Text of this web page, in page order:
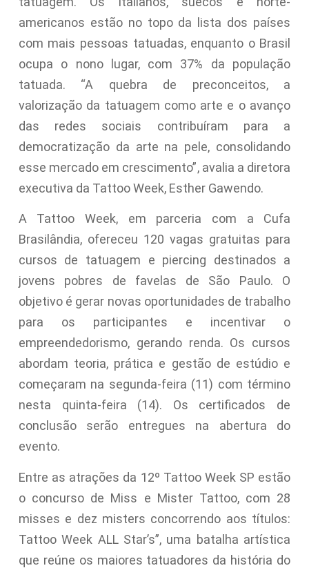
americanos estão no topo da lista dos países
com mais pessoas tatuadas, enquanto o Brasil
ocupa o nono lugar, com 37% da população
tatuada. “A quebra de preconceitos, a
valorização da tatuagem como arte e o avanço
das redes sociais contribuíram para a
democratização da arte na pele, consolidando
esse mercado em crescimento”, avalia a diretora
executiva da Tattoo Week, Esther Gawendo.
A Tattoo Week, em parceria com a Cufa
Brasilândia, ofereceu 120 vagas gratuitas para
cursos de tatuagem e piercing destinados a
jovens pobres de favelas de São Paulo. O
objetivo é gerar novas oportunidades de trabalho
para os participantes e incentivar o
empreendedorismo, gerando renda. Os cursos
abordam teoria, prática e gestão de estúdio e
começaram na segunda-feira (11) com término
nesta quinta-feira (14). Os certificados de
conclusão serão entregues na abertura do
evento.
Entre as atrações da 12º Tattoo Week SP estão
o concurso de Miss e Mister Tattoo, com 28
misses e dez misters concorrendo aos títulos:
Tattoo Week ALL Star’s”, uma batalha artística
que reúne os maiores tatuadores da história do